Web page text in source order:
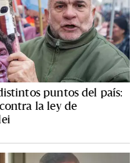
puntos del país:
la ley de